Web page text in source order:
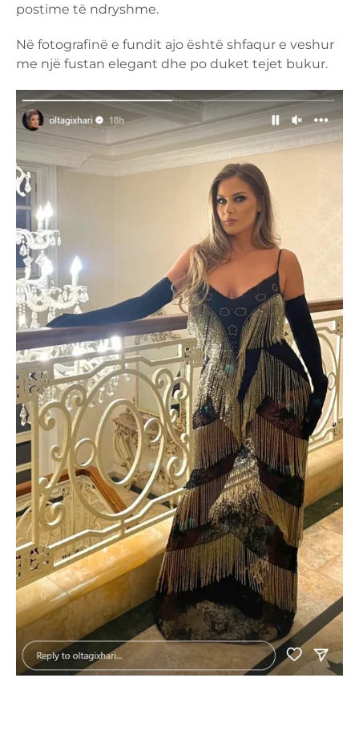
postime të ndryshme.
Në fotografinë e fundit ajo është shfaqur e veshur
me një fustan elegant dhe po duket tejet bukur.